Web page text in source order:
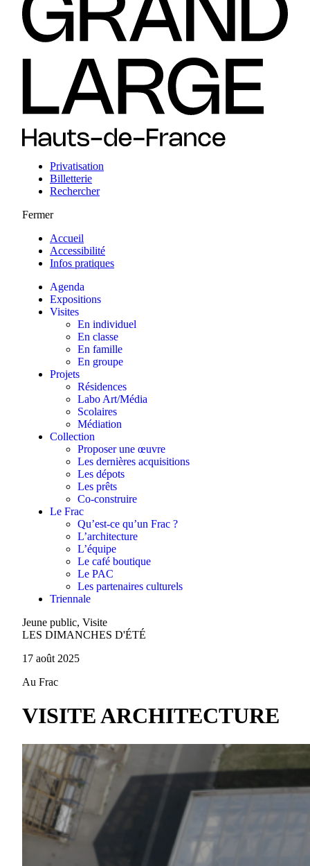
Privatisation
Billetterie
Rechercher
Fermer
Accueil
Accessibilité
Infos pratiques
Agenda
Expositions
Visites
En individuel
En classe
En famille
En groupe
Projets
Résidences
Labo Art/Média
Scolaires
Médiation
Collection
Proposer une œuvre
Les dernières acquisitions
Les dépots
Les prêts
Co-construire
Le Frac
Qu’est-ce qu’un Frac ?
L’architecture
L’équipe
Le café boutique
Le PAC
Les partenaires culturels
Triennale
Jeune public, Visite
LES DIMANCHES D'ÉTÉ
17 août 2025
Au Frac
VISITE ARCHITECTURE